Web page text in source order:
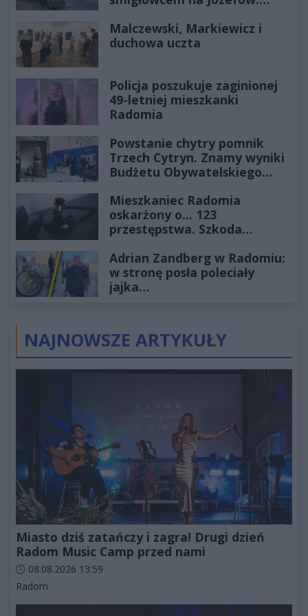
Malczewski, Markiewicz i
duchowa uczta
Policja poszukuje zaginionej
49-letniej mieszkanki
Radomia
Powstanie chytry pomnik
Trzech Cytryn. Znamy wyniki
Budżetu Obywatelskiego
Mieszkaniec Radomia
oskarżony o... 123
przestępstwa. Szkoda
złotych
Adrian Zandberg w Radomiu:
w stronę posła poleciały
jajka…
NAJNOWSZE ARTYKUŁY
Miasto dziś zatańczy i zagra! Drugi dzień
Radom Music Camp przed nami
Data dodania artykułu:
08.08.2026 13:59
Kategorie artykułu:
Radom